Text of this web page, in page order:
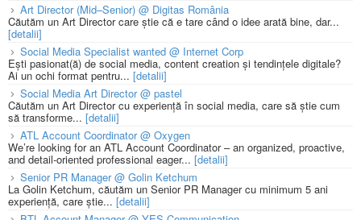
Art Director (Mid–Senior) @ Digitas România
Căutăm un Art Director care știe că e tare când o idee arată bine, dar...
[detalii]
Social Media Specialist wanted @ Internet Corp
Ești pasionat(ă) de social media, content creation și tendințele digitale?
Ai un ochi format pentru... [detalii]
Social Media Art Director @ pastel
Căutăm un Art Director cu experiență în social media, care să știe cum
să transforme... [detalii]
ATL Account Coordinator @ Oxygen
We’re looking for an ATL Account Coordinator – an organized, proactive,
and detail-oriented professional eager... [detalii]
Senior PR Manager @ Golin Ketchum
La Golin Ketchum, căutăm un Senior PR Manager cu minimum 5 ani
experiență, care știe... [detalii]